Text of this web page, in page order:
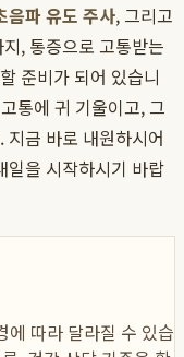
음파 유도 주사, 그리고
, 통증으로 고통받는
준비가 되어 있습니
통에 귀 기울이고, 그
금 바로 내원하시어
일을 시작하시기 바랍
에 따라 달라질 수 있습